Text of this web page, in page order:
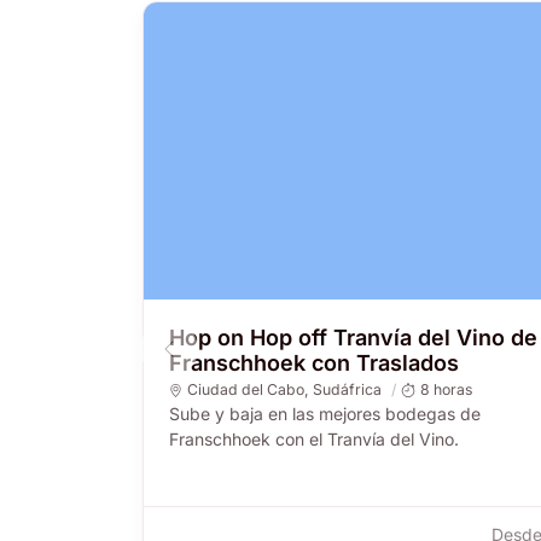
Hop on Hop off Tranvía del Vino de
Franschhoek con Traslados
Ciudad del Cabo, Sudáfrica 8 horas
Sube y baja en las mejores bodegas de
Franschhoek con el Tranvía del Vino.